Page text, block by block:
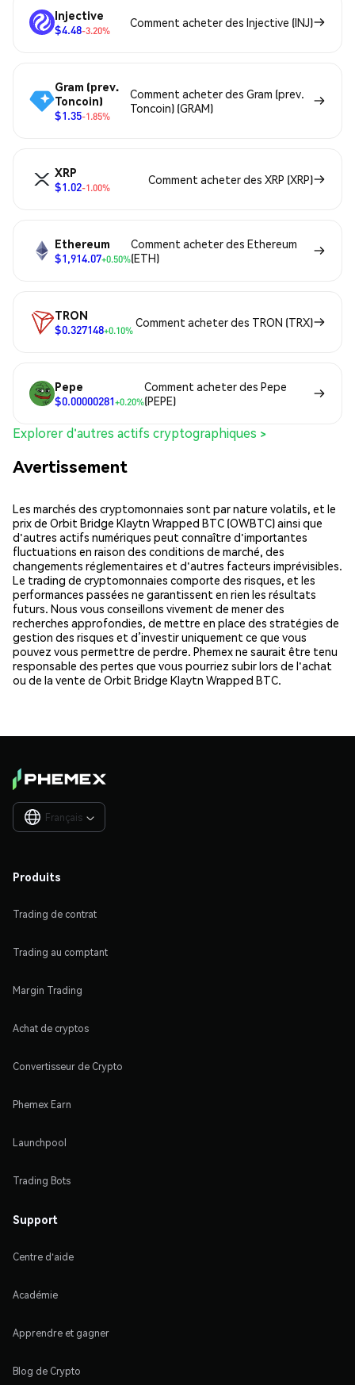
Injective
$4.48-3.20%
Comment acheter des Injective (INJ)
Gram (prev.
Toncoin)
$1.35-1.85%
Comment acheter des Gram (prev.
Toncoin) (GRAM)
XRP
$1.02-1.00%
Comment acheter des XRP (XRP)
Ethereum
$1,914.07+0.50%
Comment acheter des Ethereum
(ETH)
TRON
$0.327148+0.10%
Comment acheter des TRON (TRX)
Pepe
$0.00000281+0.20%
Comment acheter des Pepe
(PEPE)
Explorer d'autres actifs cryptographiques >
Avertissement
Les marchés des cryptomonnaies sont par nature volatils, et le
prix de Orbit Bridge Klaytn Wrapped BTC (OWBTC) ainsi que
d'autres actifs numériques peut connaître d'importantes
fluctuations en raison des conditions de marché, des
changements réglementaires et d'autres facteurs imprévisibles.
Le trading de cryptomonnaies comporte des risques, et les
performances passées ne garantissent en rien les résultats
futurs. Nous vous conseillons vivement de mener des
recherches approfondies, de mettre en place des stratégies de
gestion des risques et d’investir uniquement ce que vous
pouvez vous permettre de perdre. Phemex ne saurait être tenu
responsable des pertes que vous pourriez subir lors de l'achat
ou de la vente de Orbit Bridge Klaytn Wrapped BTC.
Français 
Produits
Trading de contrat
Trading au comptant
Margin Trading
Achat de cryptos
Convertisseur de Crypto
Phemex Earn
Launchpool
Trading Bots
Support
Centre d'aide
Académie
Apprendre et gagner
Blog de Crypto